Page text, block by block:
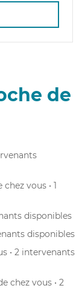
de
chez vous • 1
disponibles
disponibles
• 2 intervenants
chez vous • 2